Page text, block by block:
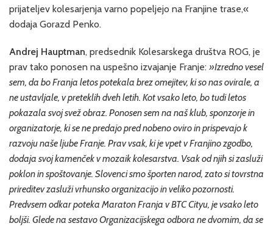
prijateljev kolesarjenja varno popeljejo na Franjine trase,«
dodaja Gorazd Penko.
Andrej Hauptman, predsednik Kolesarskega društva ROG, je
prav tako ponosen na uspešno izvajanje Franje: »Izredno vesel
sem, da bo Franja letos potekala brez omejitev, ki so nas ovirale, a
ne ustavljale, v preteklih dveh letih. Kot vsako leto, bo tudi letos
pokazala svoj svež obraz. Ponosen sem na naš klub, sponzorje in
organizatorje, ki se ne predajo pred nobeno oviro in prispevajo k
razvoju naše ljube Franje. Prav vsak, ki je vpet v Franjino zgodbo,
dodaja svoj kamenček v mozaik kolesarstva. Vsak od njih si zasluži
poklon in spoštovanje. Slovenci smo športen narod, zato si tovrstna
prireditev zasluži vrhunsko organizacijo in veliko pozornosti.
Predvsem odkar poteka Maraton Franja v BTC Cityu, je vsako leto
boljši. Glede na sestavo Organizacijskega odbora ne dvomim, da se